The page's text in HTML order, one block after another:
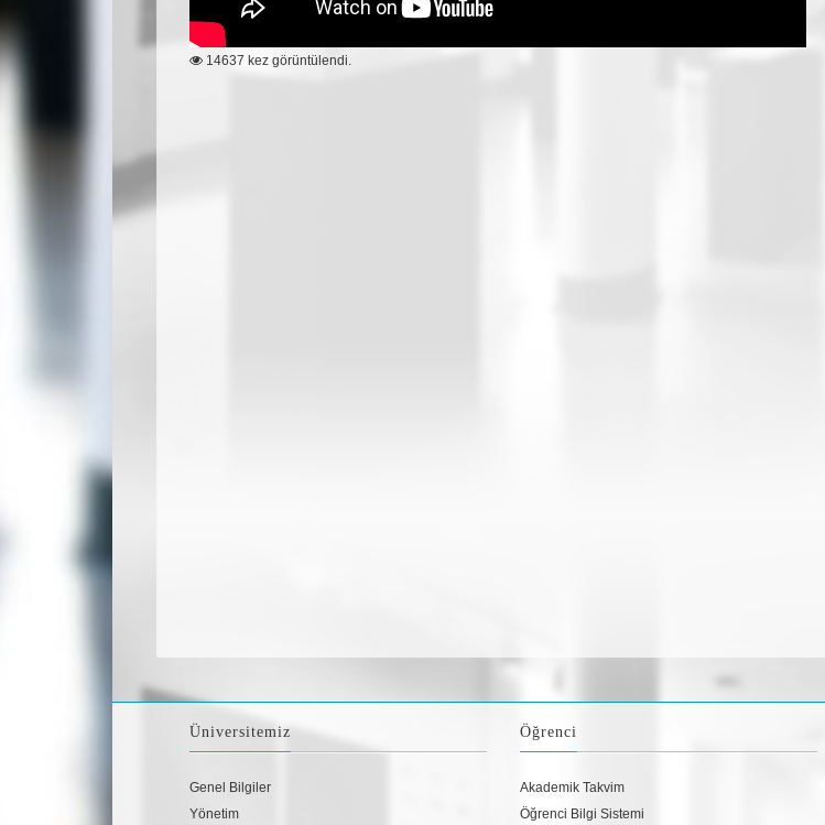
14637 kez görüntülendi.
Üniversitemiz
Genel Bilgiler
Yönetim
Öğrenci
Akademik Takvim
Öğrenci Bilgi Sistemi